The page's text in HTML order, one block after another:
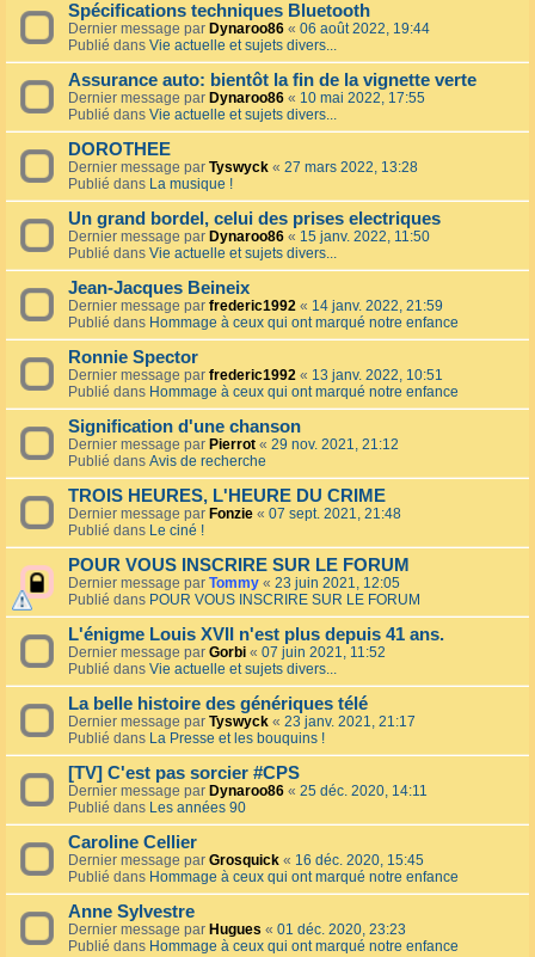
Spécifications techniques Bluetooth
Dernier message par Dynaroo86 « 06 août 2022, 19:44
Publié dans Vie actuelle et sujets divers...
Assurance auto: bientôt la fin de la vignette verte
Dernier message par Dynaroo86 « 10 mai 2022, 17:55
Publié dans Vie actuelle et sujets divers...
DOROTHEE
Dernier message par Tyswyck « 27 mars 2022, 13:28
Publié dans La musique !
Un grand bordel, celui des prises electriques
Dernier message par Dynaroo86 « 15 janv. 2022, 11:50
Publié dans Vie actuelle et sujets divers...
Jean-Jacques Beineix
Dernier message par frederic1992 « 14 janv. 2022, 21:59
Publié dans Hommage à ceux qui ont marqué notre enfance
Ronnie Spector
Dernier message par frederic1992 « 13 janv. 2022, 10:51
Publié dans Hommage à ceux qui ont marqué notre enfance
Signification d'une chanson
Dernier message par Pierrot « 29 nov. 2021, 21:12
Publié dans Avis de recherche
TROIS HEURES, L'HEURE DU CRIME
Dernier message par Fonzie « 07 sept. 2021, 21:48
Publié dans Le ciné !
POUR VOUS INSCRIRE SUR LE FORUM
Dernier message par Tommy « 23 juin 2021, 12:05
Publié dans POUR VOUS INSCRIRE SUR LE FORUM
L'énigme Louis XVII n'est plus depuis 41 ans.
Dernier message par Gorbi « 07 juin 2021, 11:52
Publié dans Vie actuelle et sujets divers...
La belle histoire des génériques télé
Dernier message par Tyswyck « 23 janv. 2021, 21:17
Publié dans La Presse et les bouquins !
[TV] C'est pas sorcier #CPS
Dernier message par Dynaroo86 « 25 déc. 2020, 14:11
Publié dans Les années 90
Caroline Cellier
Dernier message par Grosquick « 16 déc. 2020, 15:45
Publié dans Hommage à ceux qui ont marqué notre enfance
Anne Sylvestre
Dernier message par Hugues « 01 déc. 2020, 23:23
Publié dans Hommage à ceux qui ont marqué notre enfance